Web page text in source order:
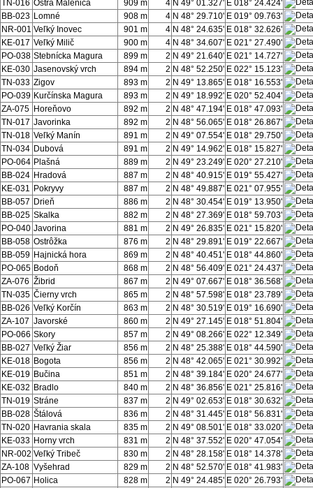
TN-016 Ostrá Malenica 909 m 4 N 49° 01.327' E 018° 24.424'
BB-023 Lomné 908 m 4 N 48° 29.710' E 019° 09.763'
NR-001 Veľký Inovec 901 m 4 N 48° 24.635' E 018° 32.626'
KE-017 Veľký Milič 900 m 4 N 48° 34.607' E 021° 27.490'
PO-038 Stebnícka Magura 899 m 2 N 49° 21.640' E 021° 14.727'
KE-030 Jasenovský vrch 894 m 2 N 48° 52.250' E 022° 15.123'
TN-033 Zigov 893 m 2 N 49° 13.865' E 018° 16.553'
PO-039 Kurčínska Magura 893 m 2 N 49° 18.992' E 020° 52.404'
ZA-075 Horeňovo 892 m 2 N 48° 47.194' E 018° 47.093'
TN-017 Javorinka 892 m 2 N 48° 56.065' E 018° 26.867'
TN-018 Veľký Manín 891 m 2 N 49° 07.554' E 018° 29.750'
TN-034 Dubová 891 m 2 N 49° 14.962' E 018° 15.827'
PO-064 Plašná 889 m 2 N 49° 23.249' E 020° 27.210'
BB-024 Hradová 887 m 2 N 48° 40.915' E 019° 55.427'
KE-031 Pokryvy 887 m 2 N 48° 49.887' E 021° 07.955'
BB-057 Drieň 886 m 2 N 48° 30.454' E 019° 13.950'
BB-025 Skalka 882 m 2 N 48° 27.369' E 018° 59.703'
PO-040 Javorina 881 m 2 N 49° 26.835' E 021° 15.820'
BB-058 Ostrôžka 876 m 2 N 48° 29.891' E 019° 22.667'
BB-059 Hajnická hora 869 m 2 N 48° 40.451' E 018° 44.860'
PO-065 Bodoň 868 m 2 N 48° 56.409' E 021° 24.437'
ZA-076 Žibrid 867 m 2 N 49° 07.667' E 018° 36.568'
TN-035 Čierny vrch 865 m 2 N 48° 57.598' E 018° 23.789'
BB-026 Veľký Korčín 863 m 2 N 48° 30.519' E 019° 16.690'
ZA-107 Javorské 860 m 2 N 49° 27.145' E 018° 51.804'
PO-066 Skory 857 m 2 N 49° 08.266' E 022° 12.349'
BB-027 Veľký Žiar 856 m 2 N 48° 25.388' E 018° 44.590'
KE-018 Bogota 856 m 2 N 48° 42.065' E 021° 30.992'
KE-019 Bučina 851 m 2 N 48° 39.184' E 020° 24.677'
KE-032 Bradlo 840 m 2 N 48° 36.856' E 021° 25.816'
TN-019 Stráne 837 m 2 N 49° 02.653' E 018° 30.632'
BB-028 Štálová 836 m 2 N 48° 31.445' E 018° 56.831'
TN-020 Havrania skala 835 m 2 N 49° 08.501' E 018° 33.020'
KE-033 Horny vrch 831 m 2 N 48° 37.552' E 020° 47.054'
NR-002 Veľký Tribeč 830 m 2 N 48° 28.158' E 018° 14.378'
ZA-108 Vyšehrad 829 m 2 N 48° 52.570' E 018° 41.983'
PO-067 Holica 828 m 2 N 49° 24.485' E 020° 26.793'